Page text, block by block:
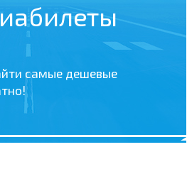
самые дешевые